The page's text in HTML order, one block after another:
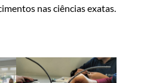
nas ciências exatas.